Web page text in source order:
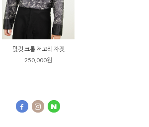
맞깃 크롭 저고리 자켓
250,000원